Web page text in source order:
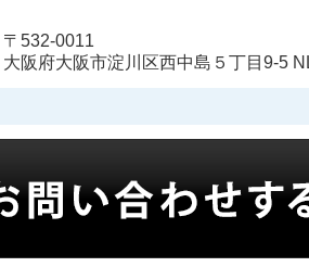
〒532-0011
大阪府大阪市淀川区西中島５丁目9-5